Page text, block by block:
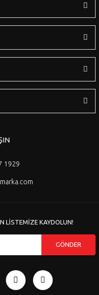
1929
LİSTEMİZE KAYDOLUN!
GÖNDER